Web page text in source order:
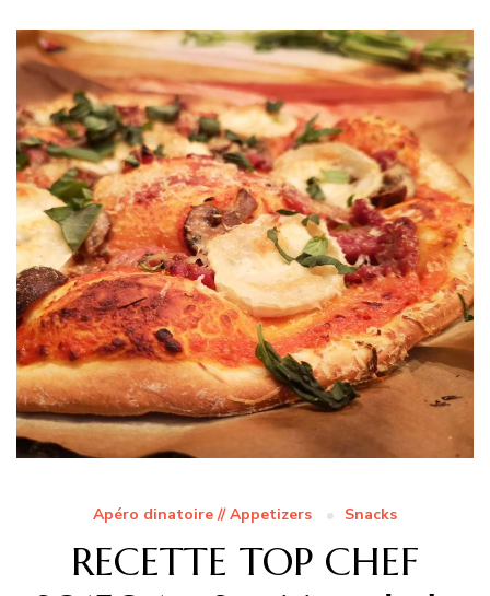
Apéro dinatoire // Appetizers Snacks
RECETTE TOP CHEF